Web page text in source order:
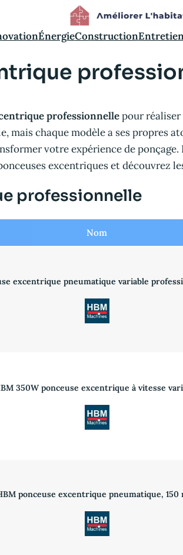
ÉnergieConstruction
professionnellepour
chaque modèle a ses propres
votre expérience de
excentriques et
professionnelle
Nom
excentrique pneumatique variable
350W ponceuse excentrique à vitesse
ponceuse excentrique pneumatique, 150